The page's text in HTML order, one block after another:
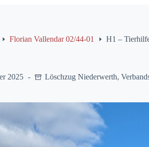
Florian Vallendar 02/44-01 H1 –
2025 Löschzug Niederwerth,